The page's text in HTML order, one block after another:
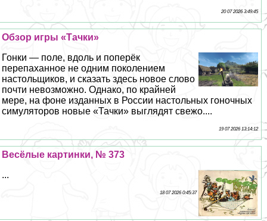
20 07 2026 3:49:45
Обзор игры «Тачки»
Гонки — поле, вдоль и поперёк
перепаханное не одним поколением
настольщиков, и сказать здесь новое слово
почти невозможно. Однако, по крайней
мере, на фоне изданных в России настольных гоночных
симуляторов новые «Тачки» выглядят свежо....
19 07 2026 13:14:12
Весёлые картинки, № 373
...
18 07 2026 0:45:37